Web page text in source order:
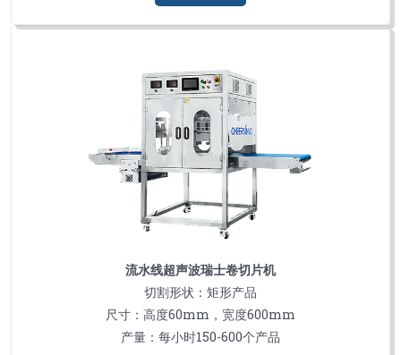
流水线超声波瑞士卷切片机
切割形状：矩形产品
尺寸：高度60mm，宽度600mm
产量：每小时150-600个产品